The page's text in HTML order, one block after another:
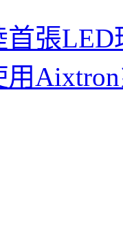
張LED